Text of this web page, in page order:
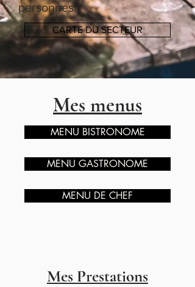
personnes.
CARTE DU SECTEUR
Mes menus
MENU BISTRONOME
MENU GASTRONOME
MENU DE CHEF
Mes Prestations